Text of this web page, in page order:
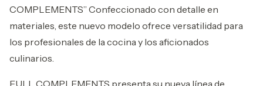
COMPLEMENTS” Confeccionado con detalle en
materiales, este nuevo modelo ofrece versatilidad para
los profesionales de la cocina y los aficionados
culinarios.